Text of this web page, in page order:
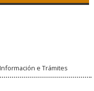
e Trámites